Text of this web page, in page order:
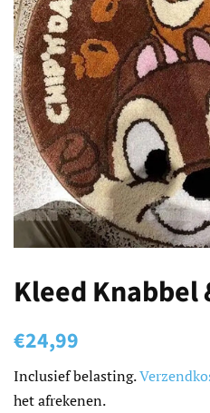
Kleed Knabbel
Normale
€24,99
Inclusief belasting.
het afrekenen.